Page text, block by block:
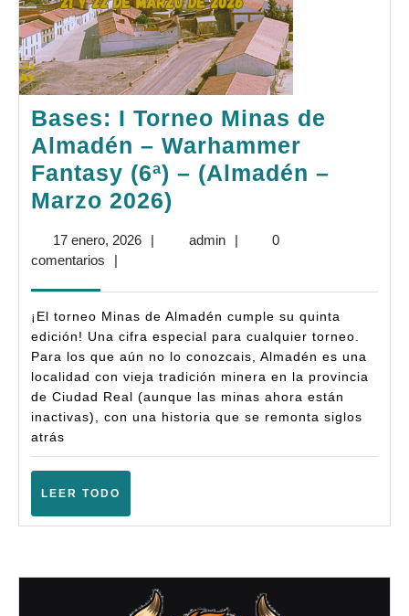
Bases: I Torneo Minas de
Almadén – Warhammer
Fantasy (6ª) – (Almadén –
Marzo 2026)
Torneo
de
Almadén
–
Warhammer
Fantasy
–
2026)
17 enero, 202617| adminadmin
|
0
comentarios
|
¡El torneo Minas de Almadén cumple su quinta
edición! Una cifra especial para cualquier torneo.
Para los que aún no lo conozcais, Almadén es una
localidad con vieja tradición minera en la provincia
de Ciudad Real (aunque las minas ahora están
inactivas), con una historia que se remonta siglos
atrás
LEER TODO